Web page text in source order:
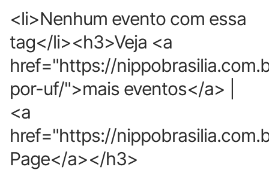
<li>Nenhum evento com essa
tag</li><h3>Veja <a
href="https://
por-uf/">mais eventos</a> |
<a
href="https://
Page</a></h3>